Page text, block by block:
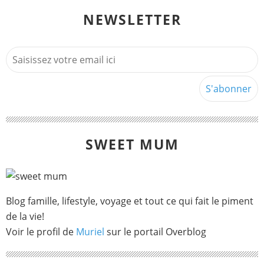
NEWSLETTER
SWEET MUM
Blog famille, lifestyle, voyage et tout ce qui fait le piment
de la vie!
Voir le profil de Muriel sur le portail Overblog